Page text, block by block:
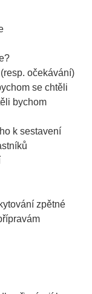
očekávání)
se chtěli
bychom
k sestavení
zpětné